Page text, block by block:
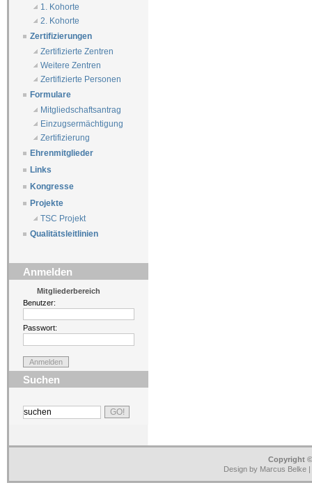
1. Kohorte
2. Kohorte
Zertifizierungen
Zertifizierte Zentren
Weitere Zentren
Zertifizierte Personen
Formulare
Mitgliedschaftsantrag
Einzugsermächtigung
Zertifizierung
Ehrenmitglieder
Links
Kongresse
Projekte
TSC Projekt
Qualitätsleitlinien
Anmelden
Mitgliederbereich
Benutzer:
Passwort:
Suchen
Copyright
Design by Marcus Belke